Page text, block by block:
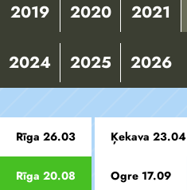
2019 2020 2021
2024 2025 2026
Rīga 26.03 Ķekava 23.04
Rīga 20.08 Ogre 17.09